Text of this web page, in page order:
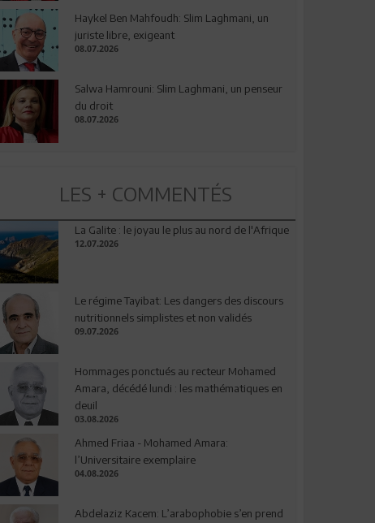
Haykel Ben Mahfoudh: Slim Laghmani, un
juriste libre, exigeant
08.07.2026
Salwa Hamrouni: Slim Laghmani, un penseur
du droit
08.07.2026
LES + COMMENTÉS
La Galite : le joyau le plus au nord de l'Afrique
12.07.2026
Le régime Tayibat: Les dangers des discours
nutritionnels simplistes et non validés
09.07.2026
Hommages ponctués au recteur Mohamed
Amara, décédé lundi : les mathématiques en
deuil
03.08.2026
Ahmed Friaa - Mohamed Amara:
l’Universitaire exemplaire
04.08.2026
Abdelaziz Kacem: L’arabophobie s’en prend